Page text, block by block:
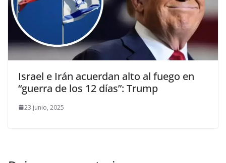
Israel e Irán acuerdan alto al fuego en
“guerra de los 12 días”: Trump
23 junio, 2025